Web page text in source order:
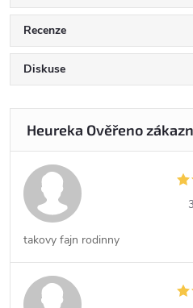
Recenze
Diskuse
takovy fajn rodinny